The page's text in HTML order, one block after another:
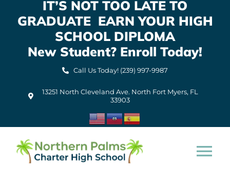
IT’S NOT TOO LATE TO
GRADUATE EARN YOUR HIGH
SCHOOL DIPLOMA
New Student? Enroll Today!
Call Us Today! (239) 997-9987
13251 North Cleveland Ave. North Fort Myers, FL
33903